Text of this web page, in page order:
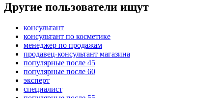
Другие пользователи ищут
консультант
консультант по косметике
менеджер по продажам
продавец-консультант магазина
популярные после 45
популярные после 60
эксперт
специалист